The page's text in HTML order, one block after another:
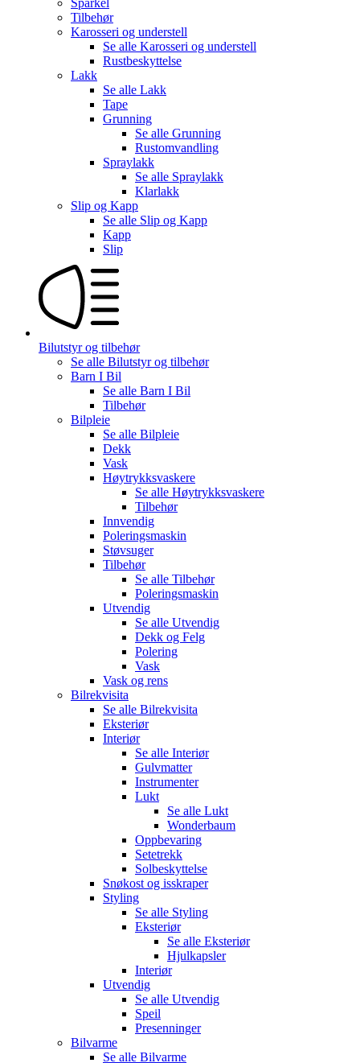
Tilbehør
Karosseri og understell
Se alle Karosseri og understell
Rustbeskyttelse
Lakk
Se alle Lakk
Tape
Grunning
Se alle Grunning
Rustomvandling
Spraylakk
Se alle Spraylakk
Klarlakk
Slip og Kapp
Se alle Slip og Kapp
Kapp
Slip
Bilutstyr og tilbehør
Se alle Bilutstyr og tilbehør
Barn I Bil
Se alle Barn I Bil
Tilbehør
Bilpleie
Se alle Bilpleie
Dekk
Vask
Høytrykksvaskere
Se alle Høytrykksvaskere
Tilbehør
Innvendig
Poleringsmaskin
Støvsuger
Tilbehør
Se alle Tilbehør
Poleringsmaskin
Utvendig
Se alle Utvendig
Dekk og Felg
Polering
Vask
Vask og rens
Bilrekvisita
Se alle Bilrekvisita
Eksteriør
Interiør
Se alle Interiør
Gulvmatter
Instrumenter
Lukt
Se alle Lukt
Wonderbaum
Oppbevaring
Setetrekk
Solbeskyttelse
Snøkost og isskraper
Styling
Se alle Styling
Eksteriør
Se alle Eksteriør
Hjulkapsler
Interiør
Utvendig
Se alle Utvendig
Speil
Presenninger
Bilvarme
Se alle Bilvarme